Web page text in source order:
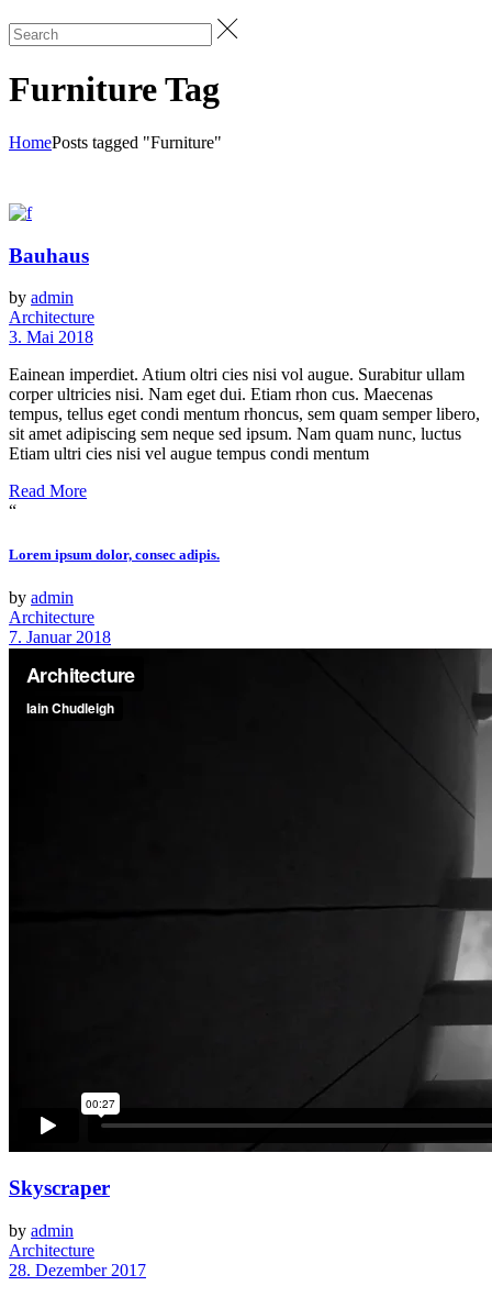
Furniture Tag
HomePosts tagged "Furniture"
Bauhaus
by admin
Architecture
3. Mai 2018
Eainean imperdiet. Atium oltri cies nisi vol augue. Surabitur ullam
corper ultricies nisi. Nam eget dui. Etiam rhon cus. Maecenas
tempus, tellus eget condi mentum rhoncus, sem quam semper libero,
sit amet adipiscing sem neque sed ipsum. Nam quam nunc, luctus
Etiam ultri cies nisi vel augue tempus condi mentum
Read More
“
Lorem ipsum dolor, consec adipis.
by admin
Architecture
7. Januar 2018
Skyscraper
by admin
Architecture
28. Dezember 2017